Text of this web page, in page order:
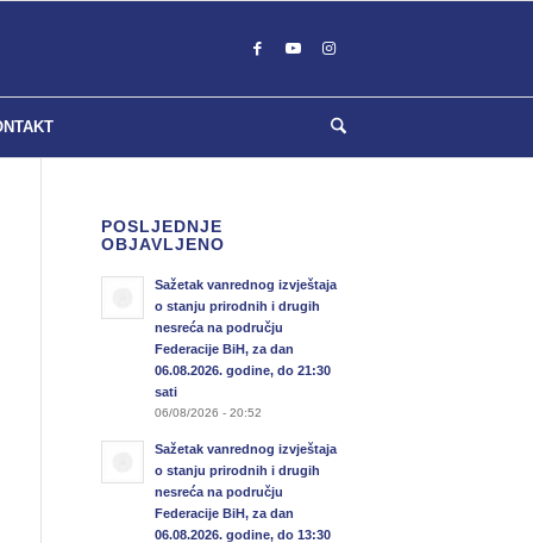
POSLJEDNJE
OBJAVLJENO
Sažetak vanrednog izvještaja
o stanju prirodnih i drugih
nesreća na području
Federacije BiH, za dan
06.08.2026. godine, do 21:30
sati
06/08/2026 - 20:52
Sažetak vanrednog izvještaja
o stanju prirodnih i drugih
nesreća na području
Federacije BiH, za dan
06.08.2026. godine, do 13:30